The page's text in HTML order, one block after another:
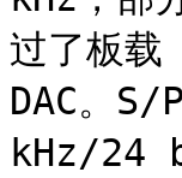
过了板载
DAC。
kHz/24